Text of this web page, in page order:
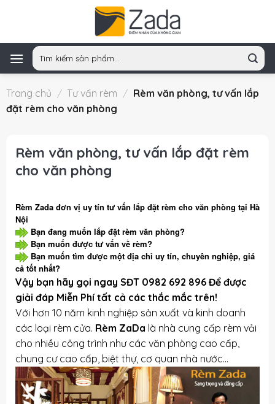
Tìm
kiếm:
Trang chủ / Tư vấn rèm / Rèm văn phòng, tư vấn lắp
đặt rèm cho văn phòng
Rèm văn phòng, tư vấn lắp đặt rèm
cho văn phòng
Rèm Zada đơn vị uy tín tư vấn lắp đặt rèm cho văn phòng tại Hà
Nội
Bạn đang muốn lắp đặt rèm văn phòng?
Bạn muốn được tư vấn về rèm?
Bạn muốn tìm được một địa chỉ uy tín, chuyên nghiệp, giá
cả tốt nhất?
Vậy bạn hãy gọi ngay SĐT 0982 692 896Để được
giải đáp Miễn Phí tất cả các thắc mắc trên!
Với hơn 10 năm kinh nghiệp sản xuất và kinh doanh
các loại rèm cửa. Rèm ZaDa là nhà cung cấp rèm vải
cho nhiều công trình như các văn phòng cao cấp,
chung cư cao cấp, biệt thự, cơ quan nhà nước…